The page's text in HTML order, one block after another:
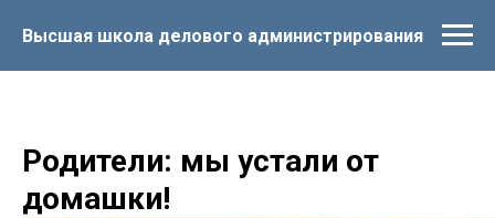
Высшая школа делового администрирования
Родители: мы устали от
домашки!